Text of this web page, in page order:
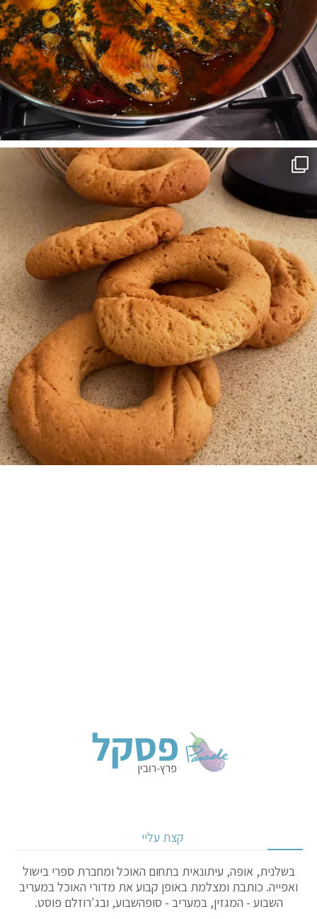
קצת עליי
בשלנית, אופה, עיתונאית בתחום האוכל ומחברת ספרי בישול
ואפייה. כותבת ומצלמת באופן קבוע את מדורי האוכל במעריב
השבוע - המגזין, במעריב - סופהשבוע, ובג'רוזלם פוסט.